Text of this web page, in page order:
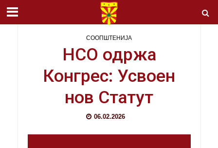
СООПШТЕНИЈА
НСО одржа
Конгрес: Усвоен
нов Статут
06.02.2026